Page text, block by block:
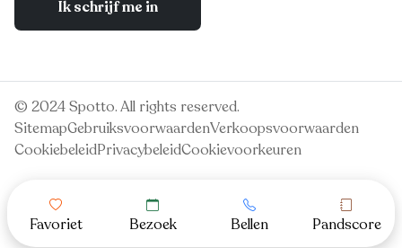
Favoriet Bezoek Bellen Pandscore
Ik schrijf me in
© 2024 Spotto. All rights reserved.
SitemapGebruiksvoorwaardenVerkoopsvoorwaarden
CookiebeleidPrivacybeleidCookievoorkeuren